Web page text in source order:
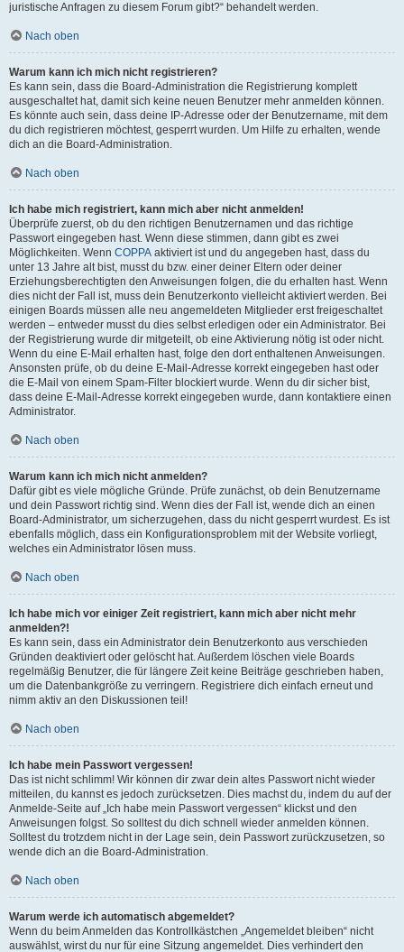
juristische Anfragen zu diesem Forum gibt?“ behandelt werden.
Nach oben
Warum kann ich mich nicht registrieren?
Es kann sein, dass die Board-Administration die Registrierung komplett
ausgeschaltet hat, damit sich keine neuen Benutzer mehr anmelden können.
Es könnte auch sein, dass deine IP-Adresse oder der Benutzername, mit dem
du dich registrieren möchtest, gesperrt wurden. Um Hilfe zu erhalten, wende
dich an die Board-Administration.
Nach oben
Ich habe mich registriert, kann mich aber nicht anmelden!
Überprüfe zuerst, ob du den richtigen Benutzernamen und das richtige
Passwort eingegeben hast. Wenn diese stimmen, dann gibt es zwei
Möglichkeiten. Wenn COPPA aktiviert ist und du angegeben hast, dass du
unter 13 Jahre alt bist, musst du bzw. einer deiner Eltern oder deiner
Erziehungsberechtigten den Anweisungen folgen, die du erhalten hast. Wenn
dies nicht der Fall ist, muss dein Benutzerkonto vielleicht aktiviert werden. Bei
einigen Boards müssen alle neu angemeldeten Mitglieder erst freigeschaltet
werden – entweder musst du dies selbst erledigen oder ein Administrator. Bei
der Registrierung wurde dir mitgeteilt, ob eine Aktivierung nötig ist oder nicht.
Wenn du eine E-Mail erhalten hast, folge den dort enthaltenen Anweisungen.
Ansonsten prüfe, ob du deine E-Mail-Adresse korrekt eingegeben hast oder
die E-Mail von einem Spam-Filter blockiert wurde. Wenn du dir sicher bist,
dass deine E-Mail-Adresse korrekt eingegeben wurde, dann kontaktiere einen
Administrator.
Nach oben
Warum kann ich mich nicht anmelden?
Dafür gibt es viele mögliche Gründe. Prüfe zunächst, ob dein Benutzername
und dein Passwort richtig sind. Wenn dies der Fall ist, wende dich an einen
Board-Administrator, um sicherzugehen, dass du nicht gesperrt wurdest. Es ist
ebenfalls möglich, dass ein Konfigurationsproblem mit der Website vorliegt,
welches ein Administrator lösen muss.
Nach oben
Ich habe mich vor einiger Zeit registriert, kann mich aber nicht mehr
anmelden?!
Es kann sein, dass ein Administrator dein Benutzerkonto aus verschieden
Gründen deaktiviert oder gelöscht hat. Außerdem löschen viele Boards
regelmäßig Benutzer, die für längere Zeit keine Beiträge geschrieben haben,
um die Datenbankgröße zu verringern. Registriere dich einfach erneut und
nimm aktiv an den Diskussionen teil!
Nach oben
Ich habe mein Passwort vergessen!
Das ist nicht schlimm! Wir können dir zwar dein altes Passwort nicht wieder
mitteilen, du kannst es jedoch zurücksetzen. Dies machst du, indem du auf der
Anmelde-Seite auf „Ich habe mein Passwort vergessen“ klickst und den
Anweisungen folgst. So solltest du dich schnell wieder anmelden können.
Solltest du trotzdem nicht in der Lage sein, dein Passwort zurückzusetzen, so
wende dich an die Board-Administration.
Nach oben
Warum werde ich automatisch abgemeldet?
Wenn du beim Anmelden das Kontrollkästchen „Angemeldet bleiben“ nicht
auswählst, wirst du nur für eine Sitzung angemeldet. Dies verhindert den